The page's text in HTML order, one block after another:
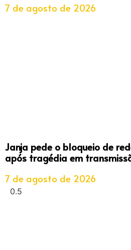
7 de agosto de 2026
Janja pede o bloqueio de
após tragédia em
7 de agosto de 2026